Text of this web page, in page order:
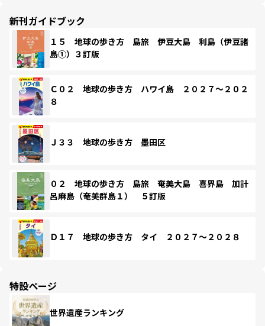
新刊ガイドブック
１５ 地球の歩き方 島旅 伊豆大島 利島（伊豆諸
島①）３訂版
Ｃ０２ 地球の歩き方 ハワイ島 ２０２７～２０２
８
Ｊ３３ 地球の歩き方 墨田区
０２ 地球の歩き方 島旅 奄美大島 喜界島 加計
呂麻島（奄美群島１） ５訂版
Ｄ１７ 地球の歩き方 タイ ２０２７～２０２８
特設ページ
世界遺産ランキング